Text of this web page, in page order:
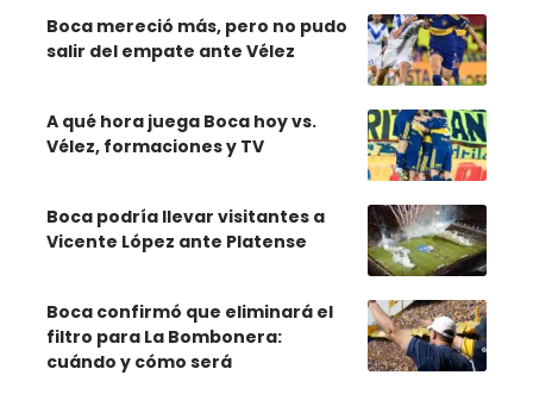
Boca mereció más, pero no pudo
salir del empate ante Vélez
A qué hora juega Boca hoy vs.
Vélez, formaciones y TV
Boca podría llevar visitantes a
Vicente López ante Platense
Boca confirmó que eliminará el
filtro para La Bombonera:
cuándo y cómo será